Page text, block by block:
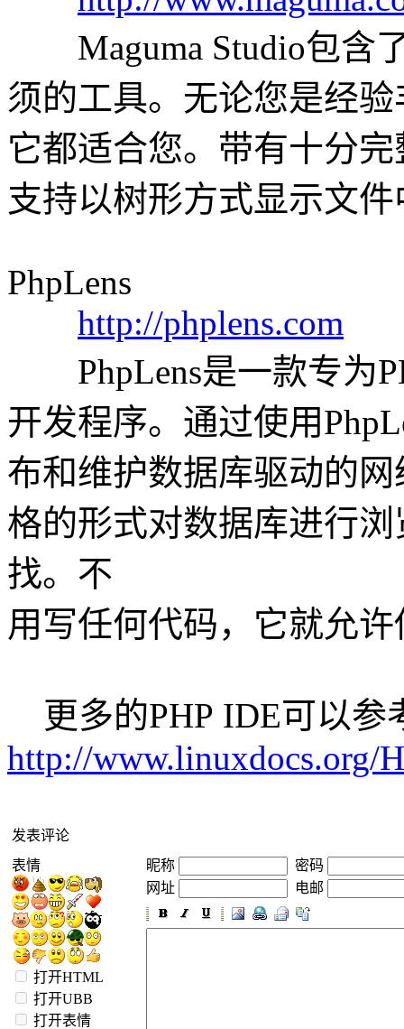
Maguma Studio包含
须的工具。无论您是经
它都适合您。带有十分
支持以树形方式显示文
PhpLens
http://phplens.com
PhpLens是一款专为
开发程序。通过使用
布和维护数据库驱动的
格的形式对数据库进行
找。不
用写任何代码，它就允
更多的PHP IDE可以参
http://www.linuxdocs.org/
发表评论
表情
打开HTML
打开UBB
打开表情
昵称
密码
网址
电邮